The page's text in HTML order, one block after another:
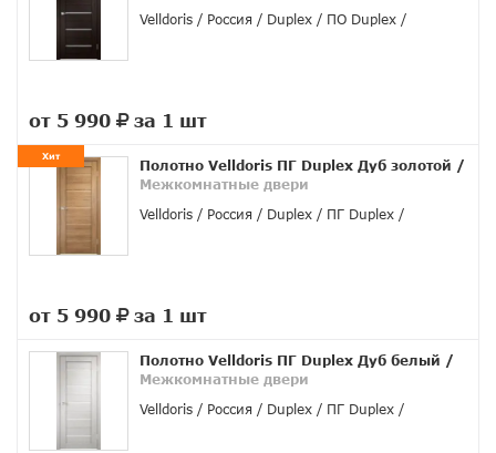
Velldoris
Россия Duplex ПО Duplex
от 5 990
за 1 шт
Хит
Полотно Velldoris ПГ Duplex Дуб золотой /
Межкомнатные двери
Velldoris
Россия Duplex ПГ Duplex
от 5 990
за 1 шт
Полотно Velldoris ПГ Duplex Дуб белый /
Межкомнатные двери
Velldoris
Россия Duplex ПГ Duplex